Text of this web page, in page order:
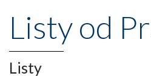
wznoszono na chwałę Bożą,
Opatrznościową pomoc
niepodległość kraju. Zachwyt
misterna architektura tych
Listy od
Listy